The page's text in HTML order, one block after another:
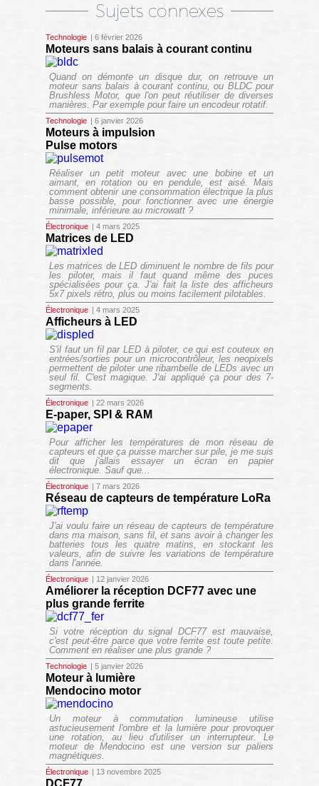
Sujets connexes
Technologie | 6 février 2026
Moteurs sans balais à courant continu
Quand on démonte un disque dur, on retrouve un
moteur sans balais à courant continu, ou BLDC pour
Brushless Motor, que l'on peut réutiliser de diverses
manières. Par exemple pour faire un encodeur rotatif.
Technologie | 6 janvier 2026
Moteurs à impulsion
Pulse motors
Réaliser un petit moteur avec une bobine et un
aimant, en rotation ou en pendule, est aisé. Mais
comment obtenir une consommation électrique la plus
basse possible, pour fonctionner avec une énergie
minimale, inférieure au microwatt ?
Électronique | 4 mars 2025
Matrices de LED
Les matrices de LED diminuent le nombre de fils pour
les piloter, mais il faut quand même des puces
spécialisées pour ça. J'ai fait la liste des afficheurs
5x7 pixels rétro, plus ou moins facilement pilotables.
Électronique | 4 mars 2025
Afficheurs à LED
S'il faut un fil par LED à piloter, ce qui est couteux en
entrées/sorties pour un microcontrôleur, les neopixels
permettent de piloter une ribambelle de LEDs avec un
seul fil. C'est magique. J'ai appliqué ça pour des 7-
segments.
Électronique | 22 mars 2026
E-paper, SPI & RAM
Pour afficher les températures de mon réseau de
capteurs et que ça puisse marcher sur pile, je me suis
dit que j'allais essayer un écran en papier
électronique. Sauf que...
Électronique | 7 mars 2026
Réseau de capteurs de température LoRa
J'ai voulu faire un réseau de capteurs de température
dans ma maison, sans fil, et sans avoir à changer les
batteries tous les quatre matins, en stockant les
valeurs, afin de suivre les variations de température
dans l'année.
Électronique | 12 janvier 2026
Améliorer la réception DCF77 avec une
plus grande ferrite
Si votre réception du signal DCF77 est mauvaise,
c'est peut-être parce que votre ferrite est toute petite.
Comment en réaliser une plus grande ?
Technologie | 5 janvier 2026
Moteur à lumière
Mendocino motor
Un moteur à commutation lumineuse utilise
astucieusement l'ombre et la lumière pour provoquer
une rotation, au lieu d'utiliser un interrupteur. Le
moteur de Mendocino est une version sur paliers
magnétiques.
Électronique | 13 novembre 2025
DCF77